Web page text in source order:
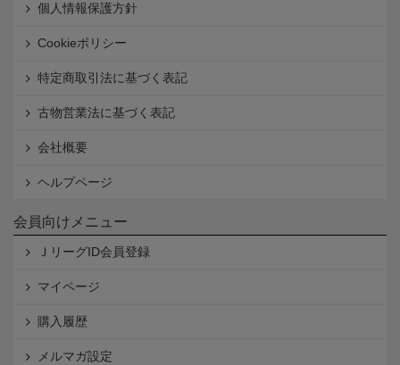
個人情報保護方針
Cookieポリシー
特定商取引法に基づく表記
古物営業法に基づく表記
会社概要
ヘルプページ
会員向けメニュー
ＪリーグID会員登録
マイページ
購入履歴
メルマガ設定